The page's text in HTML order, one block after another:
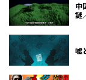
中
謎
嘘